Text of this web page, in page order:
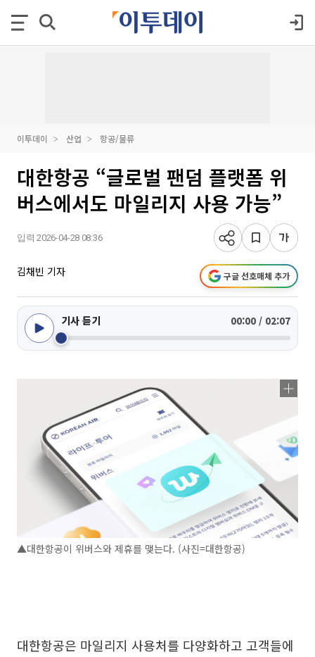
이투데이 산업 항공/물류
대한항공 “글로벌 팬덤 플랫폼 위
버스에서도 마일리지 사용 가능”
입력 2026-04-28 08:36
김채빈 기자 구글 선호매체 추가
기사 듣기 00:00 / 02:07
▲대한항공이 위버스와 제휴를 맺는다. (사진=대한항공)
대한항공은 마일리지 사용처를 다양화하고 고객들에